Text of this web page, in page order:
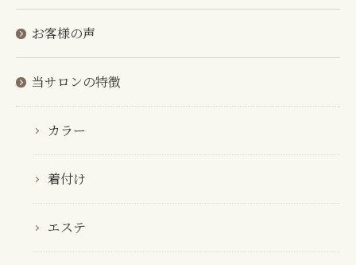
お客様の声
当サロンの特徴
カラー
着付け
エステ